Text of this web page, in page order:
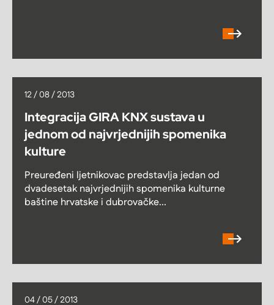
12 / 08 / 2013
Integracija GIRA KNX sustava u
jednom od najvrjednijih spomenika
kulture
Preuređeni ljetnikovac predstavlja jedan od
dvadesetak najvrjednijih spomenika kulturne
baštine hrvatske i dubrovačke...
04 / 05 / 2013